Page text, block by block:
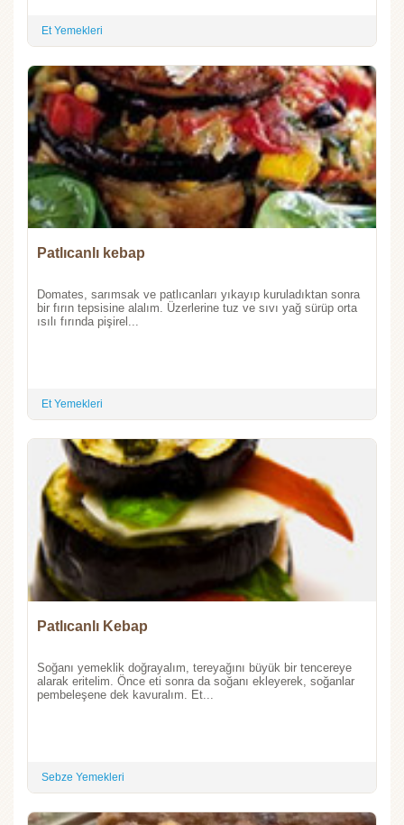
Et Yemekleri
Patlıcanlı kebap
Domates, sarımsak ve patlıcanları yıkayıp kuruladıktan sonra
bir fırın tepsisine alalım. Üzerlerine tuz ve sıvı yağ sürüp orta
ısılı fırında pişirel...
Et Yemekleri
Patlıcanlı Kebap
Soğanı yemeklik doğrayalım, tereyağını büyük bir tencereye
alarak eritelim. Önce eti sonra da soğanı ekleyerek, soğanlar
pembeleşene dek kavuralım. Et...
Sebze Yemekleri